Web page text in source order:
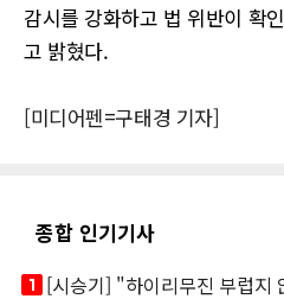
감시를 강화하고 법 위반이 확
고 밝혔다.
[미디어펜=구태경 기자]
종합 인기기사
looks_one